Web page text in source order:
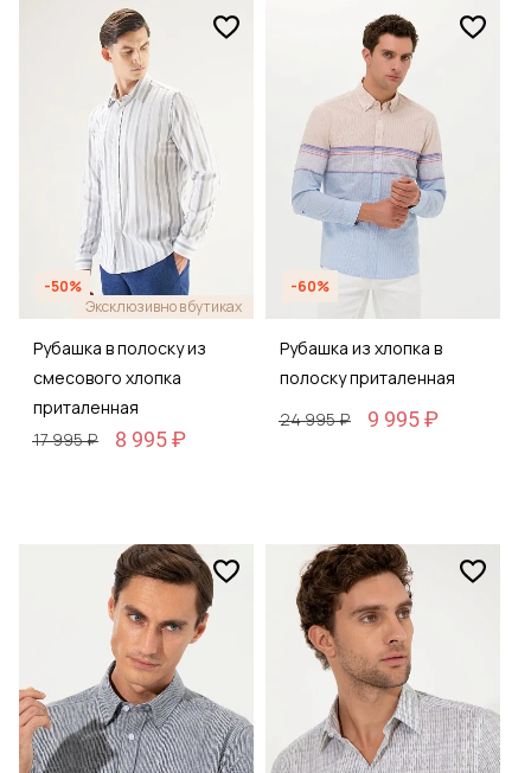
-50%
Эксклюзивно в бутиках
Рубашка в полоску из
смесового хлопка
приталенная
17 995 ₽
8 995 ₽
-60%
Рубашка из хлопка в
полоску приталенная
24 995 ₽
9 995 ₽